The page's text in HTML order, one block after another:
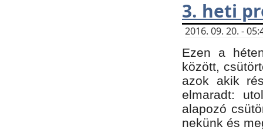
3. heti
2016. 09. 20. -
Ezen a
között,
azok akik
elmaradt:
alapozó
nekünk és